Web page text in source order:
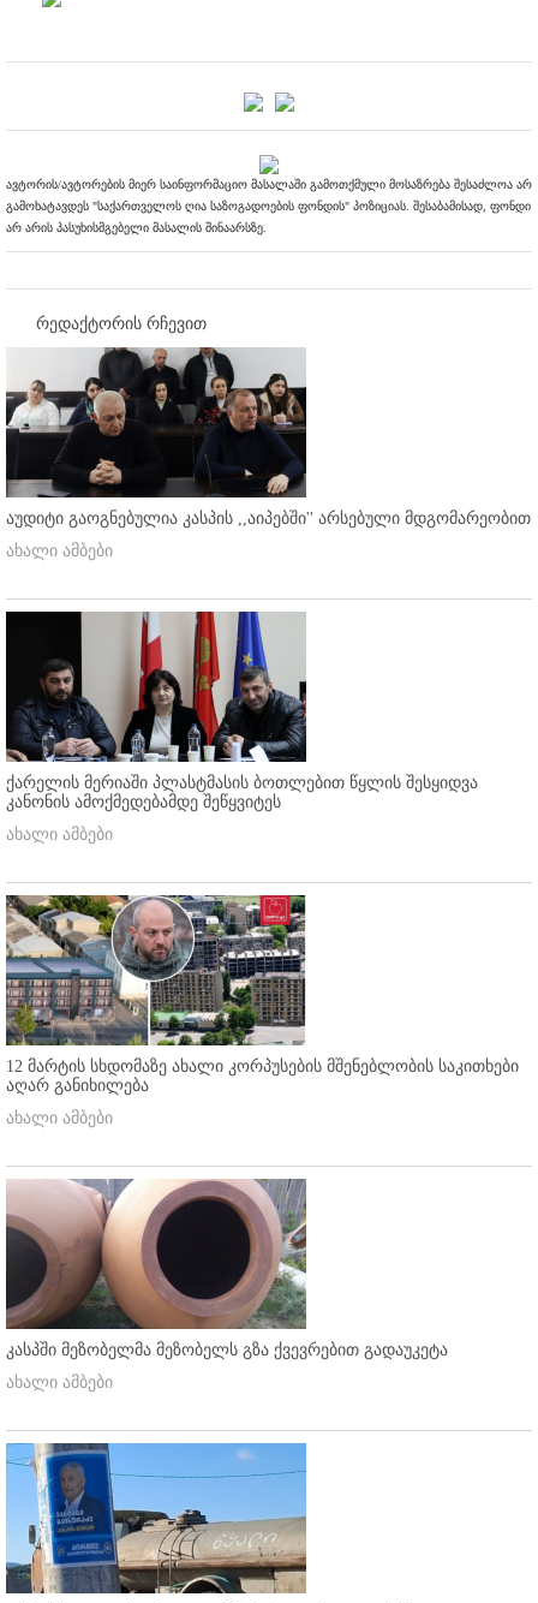
ავტორის/ავტორების მიერ საინფორმაციო მასალაში გამოთქმული მოსაზრება შესაძლოა არ
გამოხატავდეს "საქართველოს ღია საზოგადოების ფონდის" პოზიციას. შესაბამისად, ფონდი
არ არის პასუხისმგებელი მასალის შინაარსზე.
რედაქტორის რჩევით
აუდიტი გაოგნებულია კასპის ,,აიპებში'' არსებული მდგომარეობით
ახალი ამბები
ქარელის მერიაში პლასტმასის ბოთლებით წყლის შესყიდვა
კანონის ამოქმედებამდე შეწყვიტეს
ახალი ამბები
12 მარტის სხდომაზე ახალი კორპუსების მშენებლობის საკითხები
აღარ განიხილება
ახალი ამბები
კასპში მეზობელმა მეზობელს გზა ქვევრებით გადაუკეტა
ახალი ამბები